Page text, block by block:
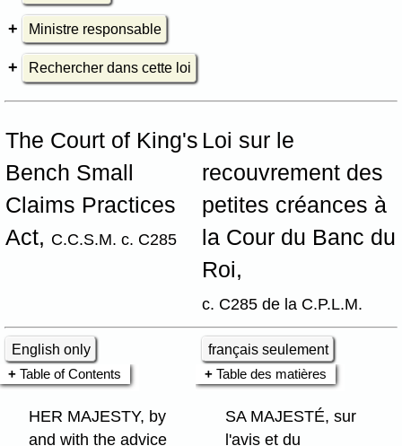
Ministre responsable
Rechercher dans cette loi
The Court of King's
Bench Small
Claims Practices
Act, C.C.S.M. c. C285
Loi sur le
recouvrement des
petites créances à
la Cour du Banc du
Roi,
c. C285 de la C.P.L.M.
English only
français seulement
Table of Contents
Table des matières
HER MAJESTY, by
and with the advice
SA MAJESTÉ, sur
l'avis et du